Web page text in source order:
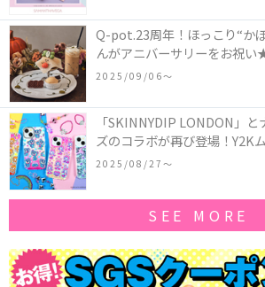
Q-pot.23周年！ほっこり“か
んがアニバーサリーをお祝
ーキアクセサリー」が新発売
「かぼちゃのオバケーキプレ
2025/09/06〜
「SKINNYDIP LONDON」
ズのコラボが再び登場！Y2K
作コレクションを発売♪
2025/08/27〜
SEE MORE